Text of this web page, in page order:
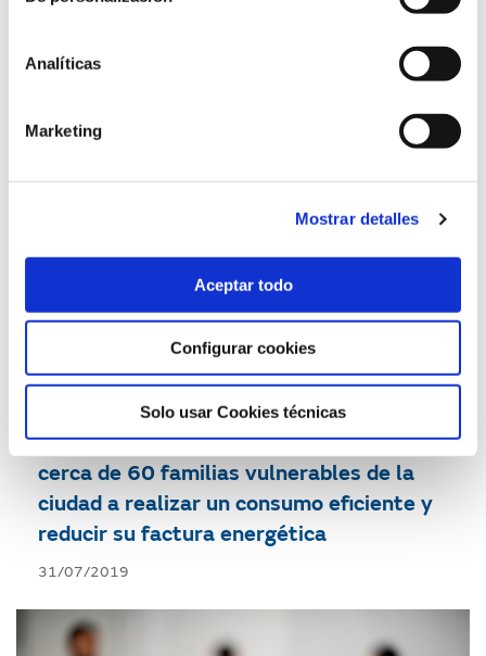
Analíticas
Marketing
Mostrar detalles
Aceptar todo
Configurar cookies
Solo usar Cookies técnicas
04/09/2019
La Fundación Naturgy y el Ayuntamiento
de Santiago de Compostela ayudan a
cerca de 60 familias vulnerables de la
ciudad a realizar un consumo eficiente y
reducir su factura energética
31/07/2019